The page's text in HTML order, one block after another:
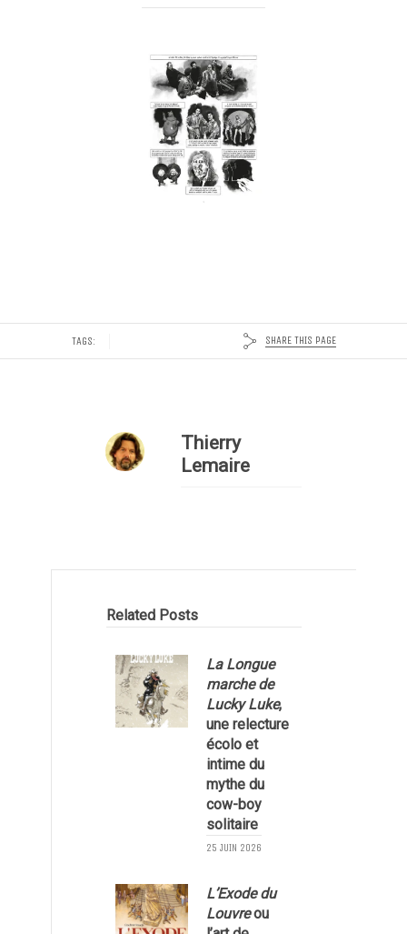
TAGS: SHARE THIS PAGE
Thierry
Lemaire
Related Posts
La Longue
marche de
Lucky Luke,
une relecture
écolo et
intime du
mythe du
cow-boy
solitaire
25 JUIN 2026
L’Exode du
Louvreou